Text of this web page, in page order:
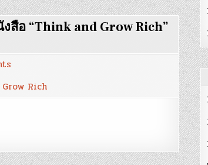
สือ “Think and Grow Rich”
สำคัญ
แห่ง
ความ
หนังสือ
“Think
Rich